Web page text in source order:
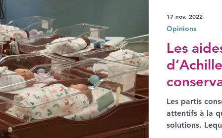
Les
Les partis
attentifs à la
solutions.
Opinions
17 nov. 2022